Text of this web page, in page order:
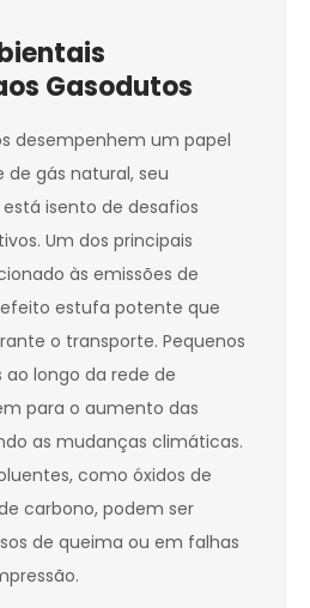
Gasodutos
desempenhem um papel
gás natural, seu
isento de desafios
Um dos principais
às emissões de
estufa potente que
o transporte. Pequenos
longo da rede de
para o aumento das
as mudanças climáticas.
como óxidos de
carbono, podem ser
de queima ou em falhas